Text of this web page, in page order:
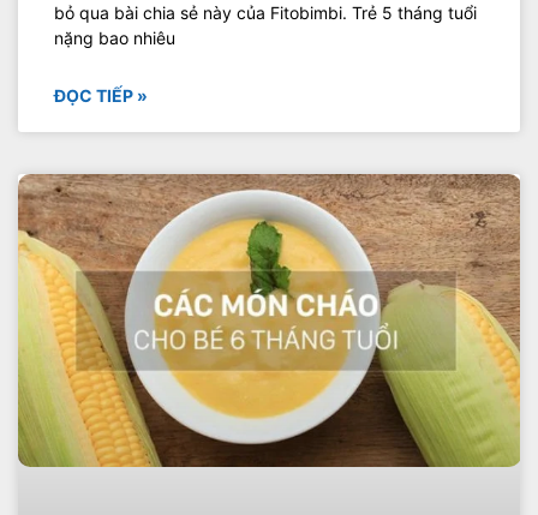
bỏ qua bài chia sẻ này của Fitobimbi. Trẻ 5 tháng tuổi
nặng bao nhiêu
ĐỌC TIẾP »